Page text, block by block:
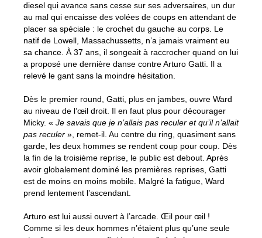
diesel qui avance sans cesse sur ses adversaires, un dur
au mal qui encaisse des volées de coups en attendant de
placer sa spéciale : le crochet du gauche au corps. Le
natif de Lowell, Massachussetts, n’a jamais vraiment eu
sa chance. À 37 ans, il songeait à raccrocher quand on lui
a proposé une dernière danse contre Arturo Gatti. Il a
relevé le gant sans la moindre hésitation.
Dès le premier round, Gatti, plus en jambes, ouvre Ward
au niveau de l’œil droit. Il en faut plus pour décourager
Micky. « Je savais que je n’allais pas reculer et qu’il n’allait
pas reculer », remet-il. Au centre du ring, quasiment sans
garde, les deux hommes se rendent coup pour coup. Dès
la fin de la troisième reprise, le public est debout. Après
avoir globalement dominé les premières reprises, Gatti
est de moins en moins mobile. Malgré la fatigue, Ward
prend lentement l’ascendant.
Arturo est lui aussi ouvert à l’arcade. Œil pour œil !
Comme si les deux hommes n’étaient plus qu’une seule